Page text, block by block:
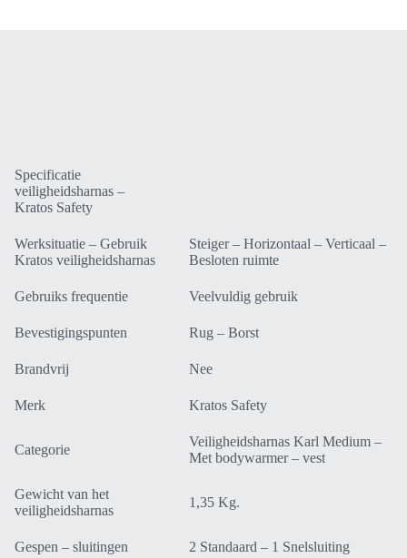
Specificatie
veiligheidsharnas –
Kratos Safety
Werksituatie – Gebruik
Kratos veiligheidsharnas
Steiger – Horizontaal – Verticaal –
Besloten ruimte
Gebruiks frequentie Veelvuldig gebruik
Bevestigingspunten Rug – Borst
Brandvrij Nee
Merk Kratos Safety
Categorie
Veiligheidsharnas Karl Medium –
Met bodywarmer – vest
Gewicht van het
veiligheidsharnas
1,35 Kg.
Gespen – sluitingen 2 Standaard – 1 Snelsluiting